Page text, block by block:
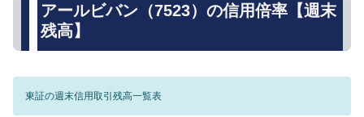
アールビバン（7523）の信用倍率【週末
残高】
東証の週末信用取引残高一覧表